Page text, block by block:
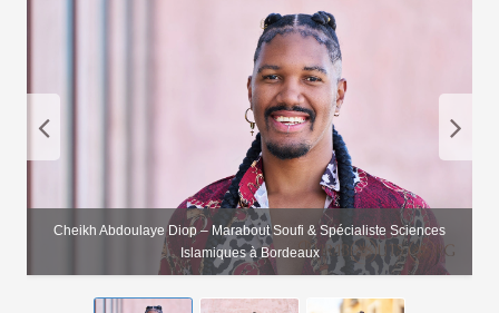
Cheikh Abdoulaye Diop – Marabout Soufi & Spécialiste Sciences
Islamiques à Bordeaux